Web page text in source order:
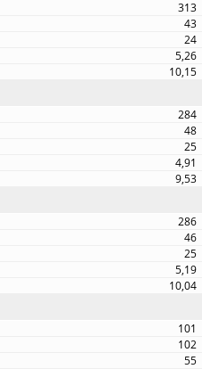
313
43
24
5,26
10,15
284
48
25
4,91
9,53
286
46
25
5,19
10,04
101
102
55